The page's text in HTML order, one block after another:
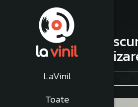
LaVinil
Toate
Ce poți face cu
creative de
04 August 2025|